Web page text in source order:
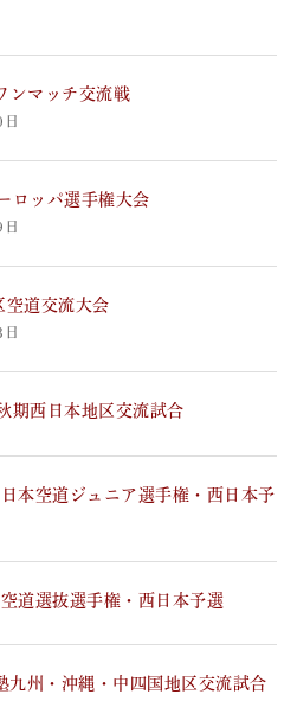
ンマッチ交流戦
ロッパ選手権大会
空道交流大会
期西日本地区交流試合
本空道ジュニア選手権・西日本予
道選抜選手権・西日本予選
九州・沖縄・中四国地区交流試合